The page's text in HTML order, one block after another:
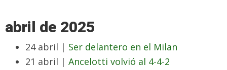
abril de 2025
24 abril | Ser delantero en el Milan
21 abril | Ancelotti volvió al 4-4-2